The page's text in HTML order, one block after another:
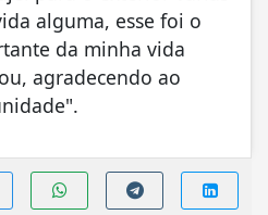
alguma, esse foi o
da minha vida
agradecendo ao